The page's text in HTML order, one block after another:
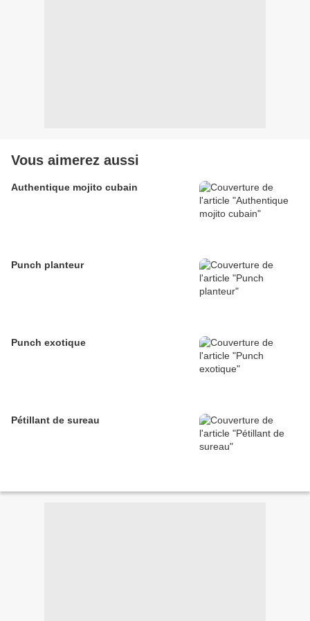
Vous aimerez aussi
Authentique mojito cubain
Punch planteur
Punch exotique
Pétillant de sureau